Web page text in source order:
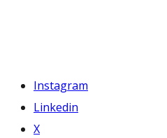
Instagram
Linkedin
X